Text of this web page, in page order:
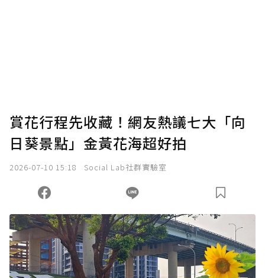
賞花行程先收藏！網友熱議七大「向
日葵景點」金黃花海超好拍
2026-07-10 15:18 Social Lab社群實驗室